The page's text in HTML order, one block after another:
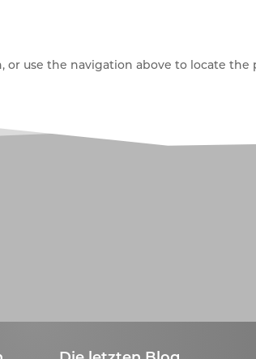
or use the navigation above to locate the